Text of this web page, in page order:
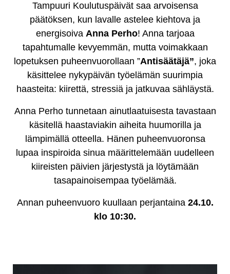
Tampuuri Koulutuspäivät saa arvoisensa
päätöksen, kun lavalle astelee kiehtova ja
energisoiva Anna Perho! Anna tarjoaa
tapahtumalle kevyemmän, mutta voimakkaan
lopetuksen puheenvuorollaan ”Antisäätäjä”, joka
käsittelee nykypäivän työelämän suurimpia
haasteita: kiirettä, stressiä ja jatkuvaa sähläystä.
Anna Perho tunnetaan ainutlaatuisesta tavastaan
käsitellä haastaviakin aiheita huumorilla ja
lämpimällä otteella. Hänen puheenvuoronsa
lupaa inspiroida sinua määrittelemään uudelleen
kiireisten päivien järjestystä ja löytämään
tasapainoisempaa työelämää.
Annan puheenvuoro kuullaan perjantaina24.10.
klo 10:30.